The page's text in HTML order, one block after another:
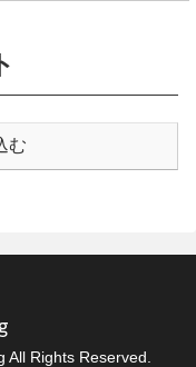
む
Rights Reserved.